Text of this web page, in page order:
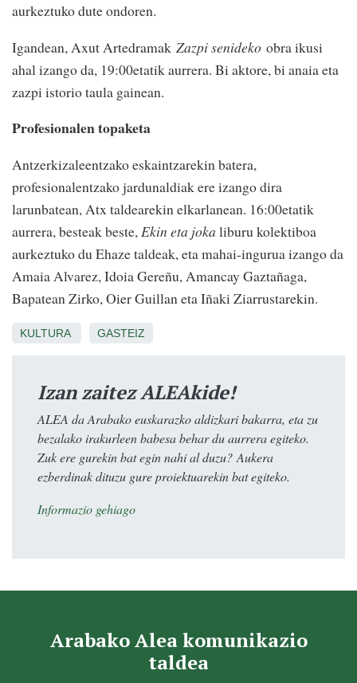
aurkeztuko dute ondoren.
Igandean, Axut Artedramak Zazpi senideko obra ikusi
ahal izango da, 19:00etatik aurrera. Bi aktore, bi anaia eta
zazpi istorio taula gainean.
Profesionalen topaketa
Antzerkizaleentzako eskaintzarekin batera,
profesionalentzako jardunaldiak ere izango dira
larunbatean, Atx taldearekin elkarlanean. 16:00etatik
aurrera, besteak beste,Ekin eta joka liburu kolektiboa
aurkeztuko du Ehaze taldeak, eta mahai-ingurua izango da
Amaia Alvarez, Idoia Gereñu, Amancay Gaztañaga,
Bapatean Zirko, Oier Guillan eta Iñaki Ziarrustarekin.
KULTURA GASTEIZ
Izan zaitez ALEAkide!
ALEA da Arabako euskarazko aldizkari bakarra, eta zu
bezalako irakurleen babesa behar du aurrera egiteko.
Zuk ere gurekin bat egin nahi al duzu? Aukera
ezberdinak dituzu gure proiektuarekin bat egiteko.
Informazio gehiago
Arabako Alea komunikazio
taldea